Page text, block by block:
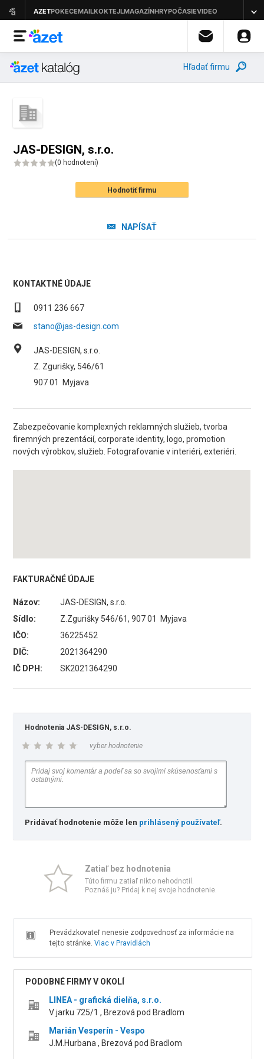
Hľadať firmu
JAS-DESIGN, s.r.o.
(0 hodnotení)
Hodnotiť firmu
NAPÍSAŤ
KONTAKTNÉ ÚDAJE
0911 236 667
stano@jas-design.com
JAS-DESIGN, s.r.o.
Z. Zgurišky, 546/61
907 01
Myjava
Zabezpečovanie komplexných reklamných služieb, tvorba
firemných prezentácií, corporate identity, logo, promotion
nových výrobkov, služieb. Fotografovanie v interiéri, exteriéri.
FAKTURAČNÉ ÚDAJE
Názov:
JAS-DESIGN, s.r.o.
Sídlo:
Z.Zgurišky 546/61, 907 01 Myjava
IČO:
36225452
DIČ:
2021364290
IČ DPH:
SK2021364290
Hodnotenia JAS-DESIGN, s.r.o.
vyber hodnotenie
Pridávať hodnotenie môže len prihlásený používateľ.
Zatiaľ bez hodnotenia
Túto firmu zatiaľ nikto nehodnotil.
Poznáš ju? Pridaj k nej svoje hodnotenie.
Prevádzkovateľ nenesie zodpovednosť za informácie na
tejto stránke. Viac v Pravidlách
PODOBNÉ FIRMY V OKOLÍ
LINEA - grafická dielňa, s.r.o.
V jarku 725/1 , Brezová pod Bradlom
Marián Vesperín - Vespo
J.M.Hurbana , Brezová pod Bradlom